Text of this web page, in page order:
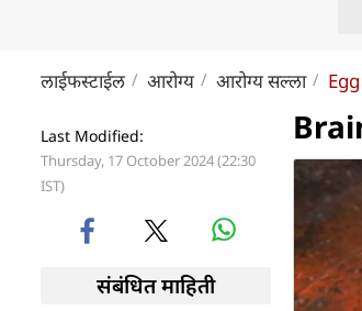
लाईफस्टाईल आरोग्य आरोग्य सल्ला
Last Modified:
Thursday, 17 October 2024 (22:30
IST)
संबंधित माहिती